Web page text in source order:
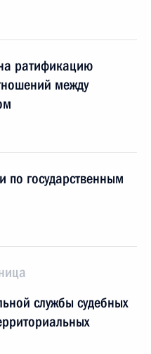
ратификацию
между
по государственным
службы судебных